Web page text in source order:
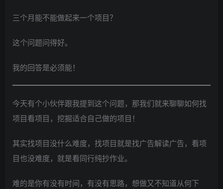
三个月能不能做起来一个项目？
这个问题问得好。
我的回答是必须能！
今天有个小伙伴跟我提到这个问题，那我们就来聊聊如何找
项目看项目，挖掘适合自己做的项目！
其实找项目没什么难度，找项目就是找广告解读广告，看项
目也没难度，就是看同行纯抄作业。
难的是你有没有时间，有没有思路，想做又不知道从何下